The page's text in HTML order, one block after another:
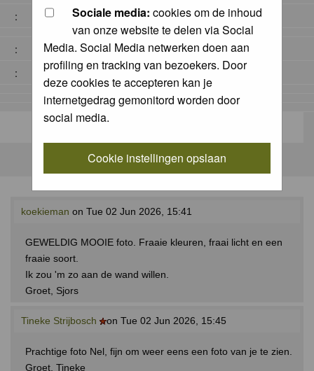
Sociale media: cookies om de inhoud
van onze website te delen via Social
Media. Social Media netwerken doen aan
profiling en tracking van bezoekers. Door
deze cookies te accepteren kan je
internetgedrag gemonitord worden door
social media.
Cookie instellingen opslaan
:
:
:
koekieman on Tue 02 Jun 2026, 15:41
GEWELDIG MOOIE foto. Fraaie kleuren, fraai licht en een
fraaie soort.
Ik zou 'm zo aan de wand willen.
Groet, Sjors
Tineke Strijbosch on Tue 02 Jun 2026, 15:45
Prachtige foto Nel, fijn om weer eens een foto van je te zien.
Groet, Tineke